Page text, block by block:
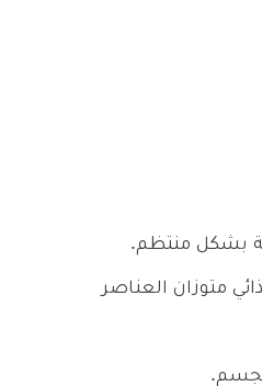
بشكل منتظم.
متوزان العناصر